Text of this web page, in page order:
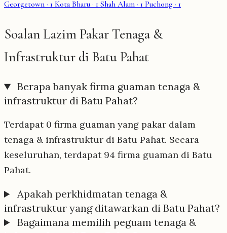
Georgetown · 1 Kota Bharu · 1 Shah Alam · 1 Puchong · 1
Soalan Lazim Pakar Tenaga &
Infrastruktur di Batu Pahat
Berapa banyak firma guaman tenaga &
infrastruktur di Batu Pahat?
Terdapat 0 firma guaman yang pakar dalam
tenaga & infrastruktur di Batu Pahat. Secara
keseluruhan, terdapat 94 firma guaman di Batu
Pahat.
Apakah perkhidmatan tenaga &
infrastruktur yang ditawarkan di Batu Pahat?
Bagaimana memilih peguam tenaga &